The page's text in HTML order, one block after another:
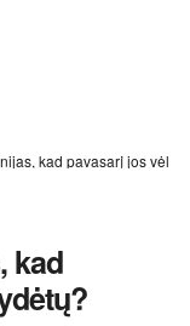
kad pavasarį jos vėl
kad